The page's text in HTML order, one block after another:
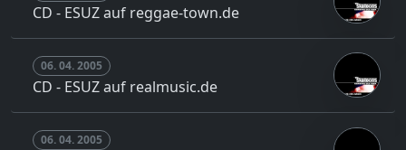
CD - ESUZ auf reggae-town.de
06. 04. 2005
CD - ESUZ auf realmusic.de
06. 04. 2005